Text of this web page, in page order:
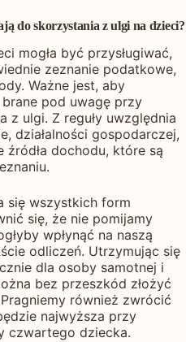
do skorzystania z ulgi na dzieci?
mogła być przysługiwać,
zeznanie podatkowe,
Ważne jest, aby
pod uwagę przy
z ulgi. Z reguły uwzględnia
działalności gospodarczej,
dochodu, które są
się wszystkich form
się, że nie pomijamy
wpłynąć na naszą
odliczeń. Utrzymując się
dla osoby samotnej i
bez przeszkód złożyć
również zwrócić
najwyższa przy
czwartego dziecka.